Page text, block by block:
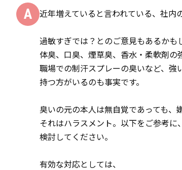
A 近年増えていると言われている、社内
過敏すぎでは？とのご意見もあるかも
体臭、口臭、煙草臭、香水・柔軟剤の
職場での制汗スプレーの臭いなど、強
持つ方がいるのも事実です。
臭いの元の本人は無自覚であっても、
それはハラスメント。以下をご参考に
検討してください。
有効な対応としては、